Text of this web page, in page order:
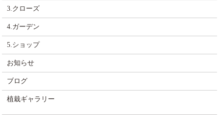
3.クローズ
4.ガーデン
5.ショップ
お知らせ
ブログ
植栽ギャラリー